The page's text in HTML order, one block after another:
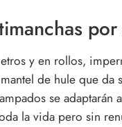
y en rollos,
de hule que
se
la vida pero sin